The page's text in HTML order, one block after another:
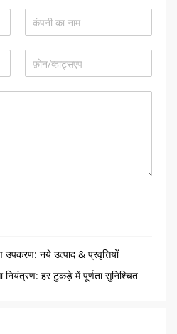
उपकरण: नये उत्पाद & प्रवृत्तियों
नियंत्रण: हर टुकड़े में पूर्णता सुनिश्चित